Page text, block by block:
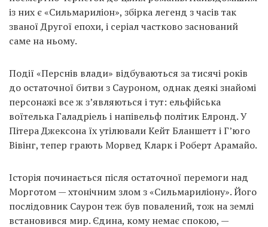
із них є «Сильмариліон», збірка легенд з часів так
званої Другої епохи, і серіал частково заснований
саме на ньому.
Події «Перснів влади» відбуваються за тисячі років
до остаточної битви з Сауроном, однак деякі знайомі
персонажі все ж з’являються і тут: ельфійська
воїтелька Галадріель і напівельф політик Елронд. У
Пітера Джексона їх утілювали Кейт Бланшетт і Г’юго
Вівінг, тепер грають Морвед Кларк і Роберт Арамайо.
Історія починається після остаточної перемоги над
Морготом — хтонічним злом з «Сильмариліону». Його
послідовник Саурон теж був повалений, тож на землі
встановився мир. Єдина, кому немає спокою, —